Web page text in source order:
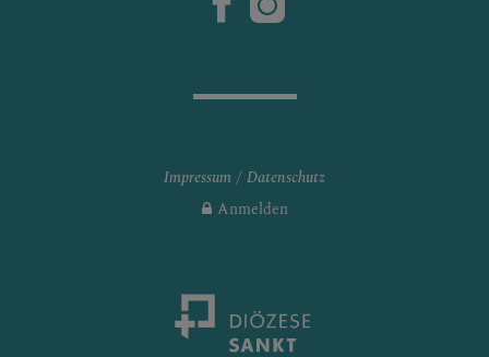
Impressum
Datenschutz
Anmelden